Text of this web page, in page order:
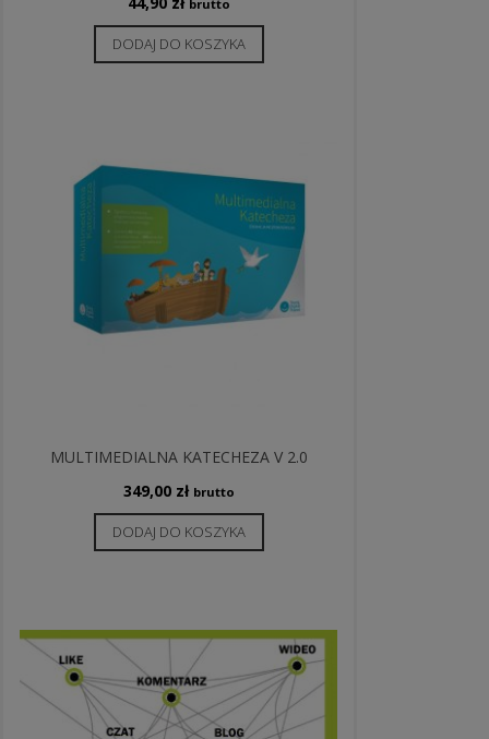
brutto
DODAJ DO KOSZYKA
MULTIMEDIALNA KATECHEZA V 2.0
349,00 zł brutto
DODAJ DO KOSZYKA